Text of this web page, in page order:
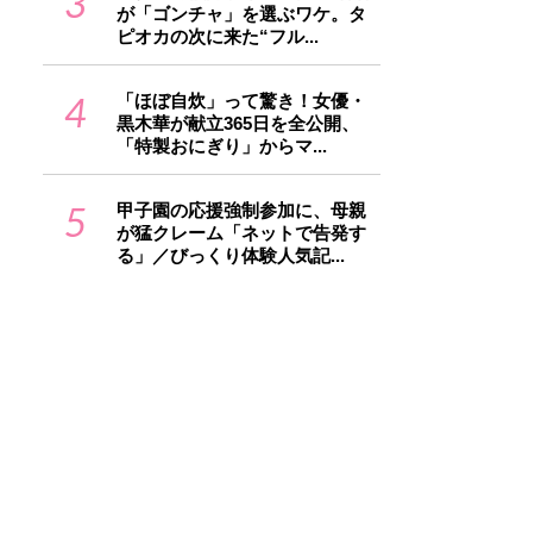
が「ゴンチャ」を選ぶワケ。タ
ピオカの次に来た“フル...
4
「ほぼ自炊」って驚き！女優・
黒木華が献立365日を全公開、
「特製おにぎり」からマ...
5
甲子園の応援強制参加に、母親
が猛クレーム「ネットで告発す
る」／びっくり体験人気記...